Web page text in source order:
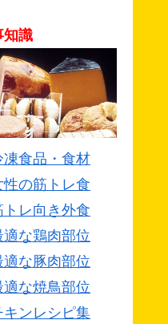
知識
食品・食材
性の筋トレ食
トレ向き外食
適な鶏肉部位
適な豚肉部位
適な焼鳥部位
ンレシピ集